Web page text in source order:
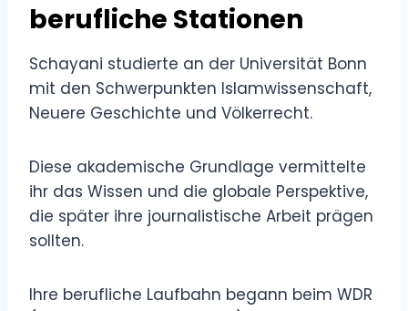
berufliche Stationen
Schayani studierte an der Universität Bonn
mit den Schwerpunkten Islamwissenschaft,
Neuere Geschichte und Völkerrecht.
Diese akademische Grundlage vermittelte
ihr das Wissen und die globale Perspektive,
die später ihre journalistische Arbeit prägen
sollten.
Ihre berufliche Laufbahn begann beim WDR